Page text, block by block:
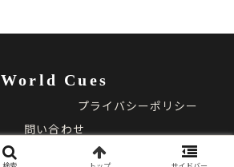
World Cues
プライバシーポリシー
問い合わせ
© 2025 World Cues.